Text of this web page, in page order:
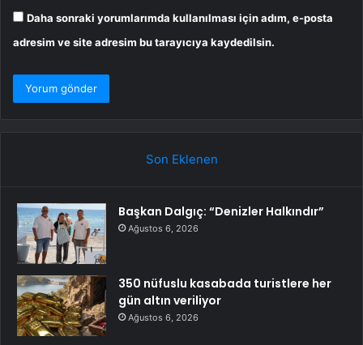
Daha sonraki yorumlarımda kullanılması için adım, e-posta
adresim ve site adresim bu tarayıcıya kaydedilsin.
Son Eklenen
Başkan Dalgıç: “Denizler Halkındır”
Ağustos 6, 2026
350 nüfuslu kasabada turistlere her
gün altın veriliyor
Ağustos 6, 2026